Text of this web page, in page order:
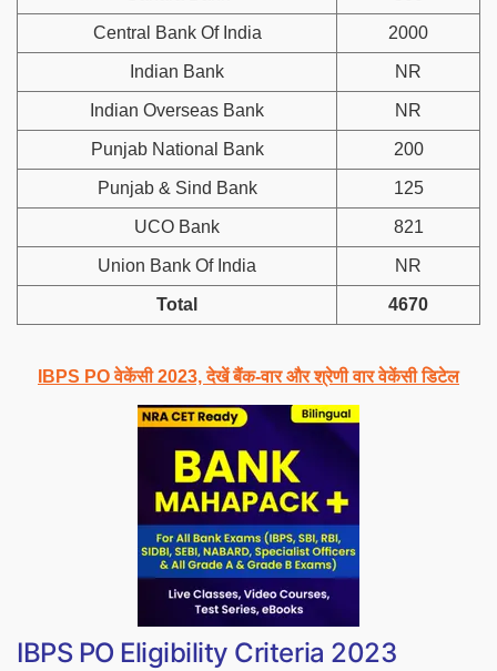
Central Bank Of India 2000
Indian Bank NR
Indian Overseas Bank NR
Punjab National Bank 200
Punjab & Sind Bank 125
UCO Bank 821
Union Bank Of India NR
Total 4670
IBPS PO वेकेंसी 2023, देखें बैंक-वार और श्रेणी वार वेकेंसी डिटेल
IBPS PO Eligibility Criteria 2023